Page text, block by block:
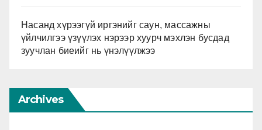
Насанд хүрээгүй иргэнийг саун, массажны
үйлчилгээ үзүүлэх нэрээр хуурч мэхлэн бусдад
зуучлан биеийг нь үнэлүүлжээ
Archives